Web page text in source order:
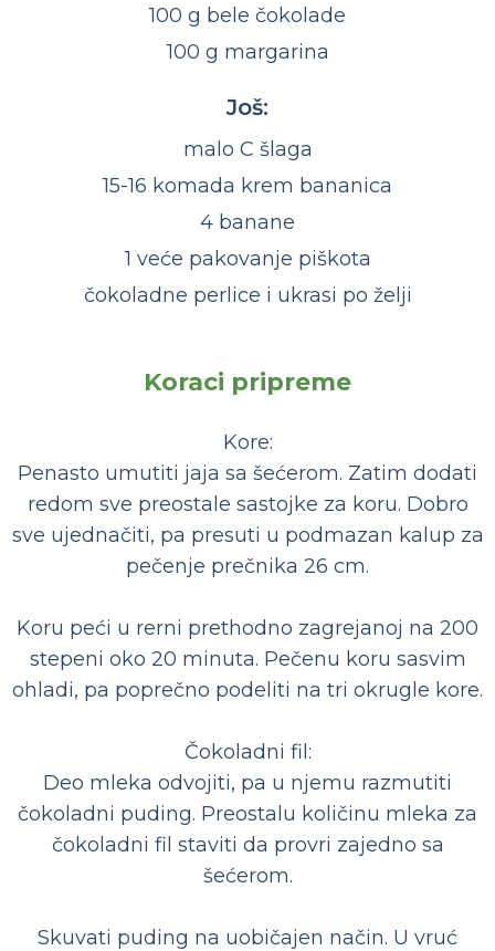
100 g bele čokolade
100 g margarina
Još:
malo C šlaga
15-16 komada krem bananica
4 banane
1 veće pakovanje piškota
čokoladne perlice i ukrasi po želji
Koraci pripreme
Kore:
Penasto umutiti jaja sa šećerom. Zatim dodati
redom sve preostale sastojke za koru. Dobro
sve ujednačiti, pa presuti u podmazan kalup za
pečenje prečnika 26 cm.
Koru peći u rerni prethodno zagrejanoj na 200
stepeni oko 20 minuta. Pečenu koru sasvim
ohladi, pa poprečno podeliti na tri okrugle kore.
Čokoladni fil:
Deo mleka odvojiti, pa u njemu razmutiti
čokoladni puding. Preostalu količinu mleka za
čokoladni fil staviti da provri zajedno sa
šećerom.
Skuvati puding na uobičajen način. U vruć